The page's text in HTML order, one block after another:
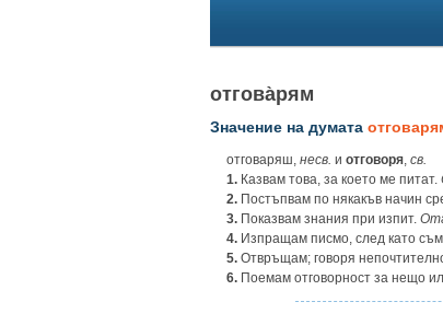
отгова̀рям
Значение на думата
отговаряш, несв. и отговоря, св.
1. Казвам това, за което ме питат.
2. Постъпвам по някакъв начин
3. Показвам знания при изпит.
4. Изпращам писмо, след като
5. Отвръщам; говоря
6. Поемам отговорност за нещо